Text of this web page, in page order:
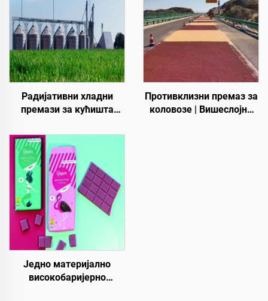
Радијативни хладни
премази за кућишта
кабинета, зграда
фабрике плоча од
бојевог челика,
резервоар за
складиштење житарица,
резервоар за
складиштење уља
Противклизни премаз за
коловозе | Вишеслојни
Једно материјално
високобаријерно